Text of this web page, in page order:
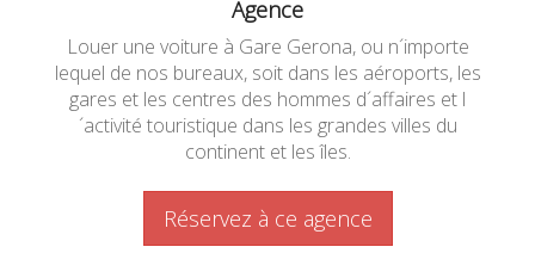
Agence
Louer une voiture à Gare Gerona, ou n´importe
lequel de nos bureaux, soit dans les aéroports, les
gares et les centres des hommes d´affaires et l
´activité touristique dans les grandes villes du
continent et les îles.
Réservez à ce agence